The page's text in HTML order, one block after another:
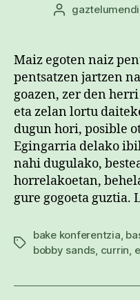
Argitalpenaren
gaztelumendi
Maiz egoten naiz
pentsatzen jartzen
goazen, zer den
eta zelan lortu
dugun hori, posible
Egingarria delako
nahi dugulako,
horrelakoetan,
gure gogoeta guztia.
Etiketak
bake konferentzia
bobby sands currin